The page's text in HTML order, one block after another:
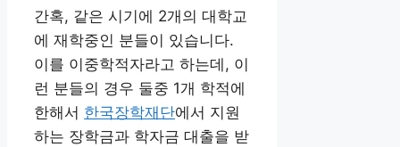
간혹, 같은 시기에 2개의 대학교
에 재학중인 분들이 있습니다.
이를 이중학적자라고 하는데, 이
런 분들의 경우 둘중 1개 학적에
한해서 한국장학재단에서 지원
하는 장학금과 학자금 대출을 받